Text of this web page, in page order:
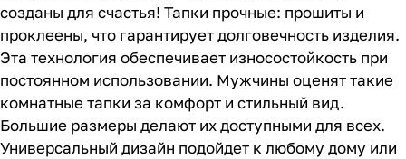
созданы для счастья! Тапки прочные: прошиты и
проклеены, что гарантирует долговечность изделия.
Эта технология обеспечивает износостойкость при
постоянном использовании. Мужчины оценят такие
комнатные тапки за комфорт и стильный вид.
Большие размеры делают их доступными для всех.
Универсальный дизайн подойдет к любому дому или